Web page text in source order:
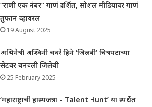
“राणी एक नंबर” गाणं प्रदर्शित, सोशल मीडियावर गाणं
तुफान व्हायरल
19 August 2025
अभिनेत्री अश्विनी चवरे हिने ‘जिलबी’ चित्रपटाच्या
सेटवर बनवली जिलेबी
25 February 2025
‘महाराष्ट्राची हास्यजत्रा – Talent Hunt’ या स्पर्धेत